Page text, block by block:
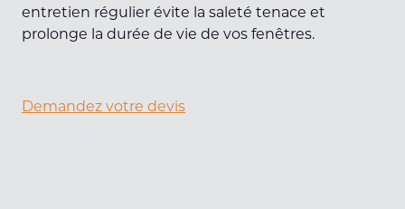
entretien régulier évite la saleté tenace et
prolonge la durée de vie de vos fenêtres.
Demandez votre devis